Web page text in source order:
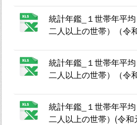
統計年鑑_１世帯年平
二人以上の世帯）（令
統計年鑑_１世帯年平
二人以上の世帯）（令
統計年鑑_１世帯年平
二人以上の世帯）(令